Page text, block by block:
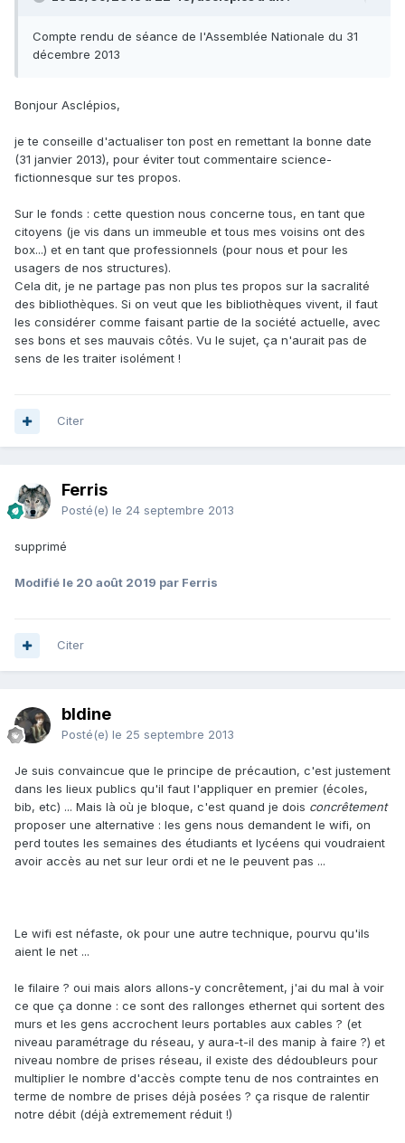
Compte rendu de séance de l'Assemblée Nationale du 31
décembre 2013
Bonjour Asclépios,
je te conseille d'actualiser ton post en remettant la bonne date
(31 janvier 2013), pour éviter tout commentaire science-
fictionnesque sur tes propos.
Sur le fonds : cette question nous concerne tous, en tant que
citoyens (je vis dans un immeuble et tous mes voisins ont des
box...) et en tant que professionnels (pour nous et pour les
usagers de nos structures).
Cela dit, je ne partage pas non plus tes propos sur la sacralité
des bibliothèques. Si on veut que les bibliothèques vivent, il faut
les considérer comme faisant partie de la société actuelle, avec
ses bons et ses mauvais côtés. Vu le sujet, ça n'aurait pas de
sens de les traiter isolément !
Citer
Ferris
Posté(e) le 24 septembre 2013
supprimé
Modifié le 20 août 2019 par Ferris
Citer
bldine
Posté(e) le 25 septembre 2013
Je suis convaincue que le principe de précaution, c'est justement
dans les lieux publics qu'il faut l'appliquer en premier (écoles,
bib, etc) ... Mais là où je bloque, c'est quand je dois concrêtement
proposer une alternative : les gens nous demandent le wifi, on
perd toutes les semaines des étudiants et lycéens qui voudraient
avoir accès au net sur leur ordi et ne le peuvent pas ...
Le wifi est néfaste, ok pour une autre technique, pourvu qu'ils
aient le net ...
le filaire ? oui mais alors allons-y concrêtement, j'ai du mal à voir
ce que ça donne : ce sont des rallonges ethernet qui sortent des
murs et les gens accrochent leurs portables aux cables ? (et
niveau paramétrage du réseau, y aura-t-il des manip à faire ?) et
niveau nombre de prises réseau, il existe des dédoubleurs pour
multiplier le nombre d'accès compte tenu de nos contraintes en
terme de nombre de prises déjà posées ? ça risque de ralentir
notre débit (déjà extremement réduit !)